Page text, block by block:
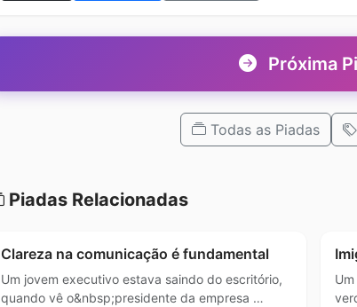
Próxima
Todas as Piadas
Piadas Relacionadas
Clareza na comunicação é fundamental
Um jovem executivo estava saindo do escritório,
quando vê o&nbsp;presidente da empresa …